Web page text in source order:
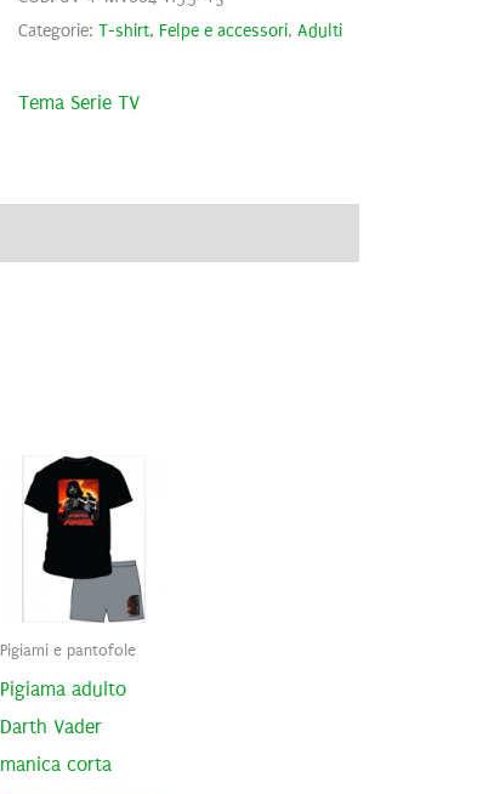
Categorie: T-shirt, Felpe e accessori, Adulti
Tema Serie TV
Pigiami e pantofole
Pigiama adulto
Darth Vader
manica corta